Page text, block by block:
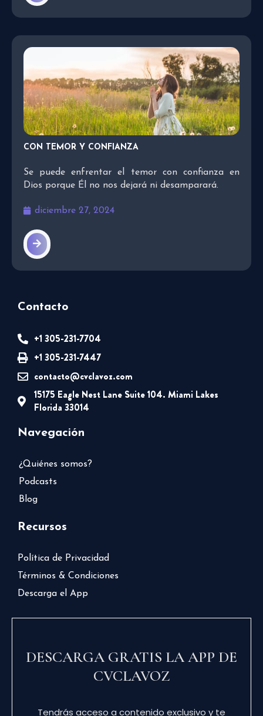
CON TEMOR Y CONFIANZA
Se puede enfrentar el temor con confianza en
Dios porque Él no nos dejará ni desamparará.
diciembre 27, 2024
Contacto
+1 305-231-7704
+1 305-231-7447
contacto@cvclavoz.com
15175 Eagle Nest Lane Suite 104. Miami Lakes
Florida 33014
Navegación
¿Quiénes somos?
Podcasts
Blog
Recursos
Política de Privacidad
Términos & Condiciones
Descarga el App
DESCARGA GRATIS LA APP DE
CVCLAVOZ
Tendrás acceso a contenido exclusivo y te